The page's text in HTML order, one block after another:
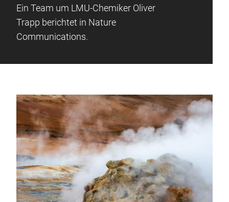
Ein Team um LMU-Chemiker Oliver
Trapp berichtet in Nature
Communications.